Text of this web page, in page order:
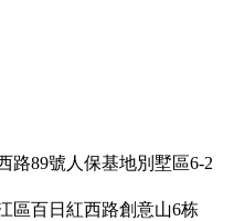
路89號人保基地別墅區6-2
區百日紅西路創意山6栋